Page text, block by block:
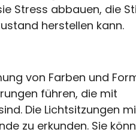
Stress abbauen, die
herstellen kann.
von Farben und
führen, die mit
Die Lichtsitzungen
zu erkunden. Sie